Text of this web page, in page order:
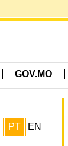
GOV.MO
PT EN